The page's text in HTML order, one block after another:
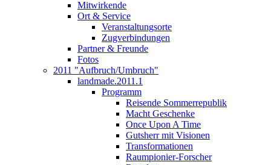
Mitwirkende
Ort & Service
Veranstaltungsorte
Zugverbindungen
Partner & Freunde
Fotos
2011 "Aufbruch/Umbruch"
landmade.2011.1
Programm
Reisende Sommerrepublik
Macht Geschenke
Once Upon A Time
Gutsherr mit Visionen
Transformationen
Raumpionier-Forscher